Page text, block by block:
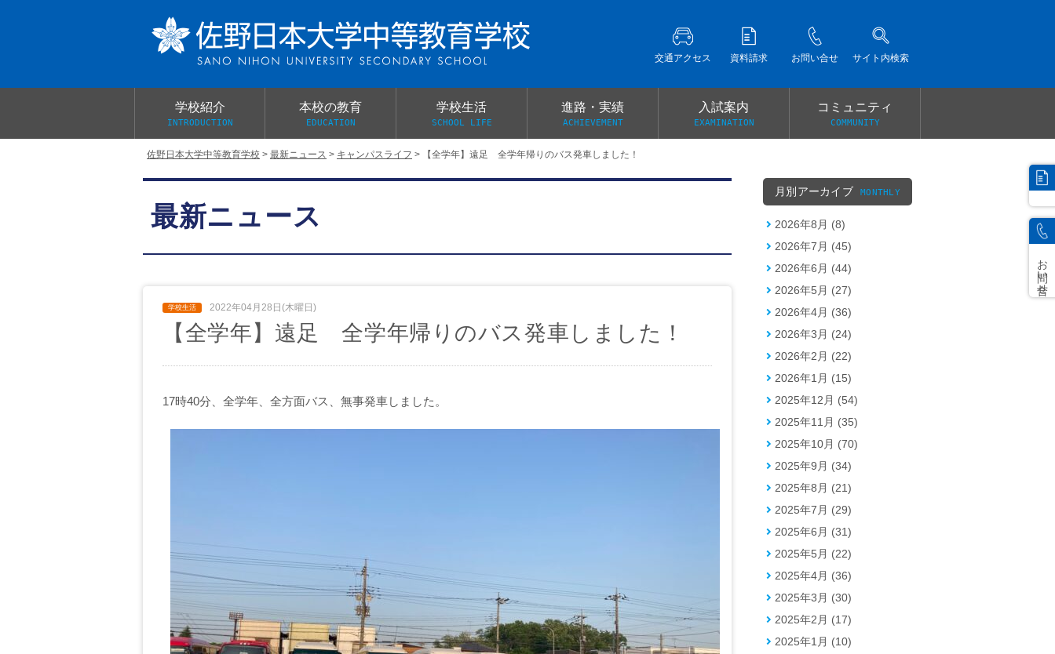
お問い合せ
交通アクセス 資料請求 お問い合せ サイト内検索
佐野日本大学中等教育学校 > 最新ニュース > キャンパスライフ > 【全学年】遠足 全学年帰りのバス発車しました！
学校紹介
INTRODUCTION
学校案内パンフレット
本校の教育
EDUCATION
総合的探究（学習）の時間
学校生活
SCHOOL LIFE
制服紹介
進路・実績
ACHIEVEMENT
入試案内
EXAMINATION
コミュニティ
COMMUNITY
桜美会
最新ニュース
2022年04月28日(木曜日)
【全学年】遠足 全学年帰りのバス発車しました！
17時40分、全学年、全方面バス、無事発車しました。
月別アーカイブ MONTHLY
2026年8月 (8)
2026年7月 (45)
2026年6月 (44)
2026年5月 (27)
2026年4月 (36)
2026年3月 (24)
2026年2月 (22)
2026年1月 (15)
2025年12月 (54)
2025年11月 (35)
2025年10月 (70)
2025年9月 (34)
2025年8月 (21)
2025年7月 (29)
2025年6月 (31)
2025年5月 (22)
2025年4月 (36)
2025年3月 (30)
2025年2月 (17)
2025年1月 (10)